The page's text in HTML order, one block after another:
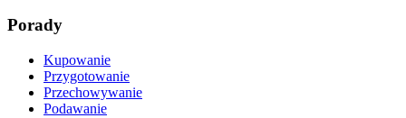
Porady
Kupowanie
Przygotowanie
Przechowywanie
Podawanie